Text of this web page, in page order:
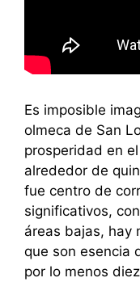
Es imposible
olmeca de San
prosperidad en
alrededor de
fue centro de
significativos,
áreas bajas, hay
que son esencia
por lo menos